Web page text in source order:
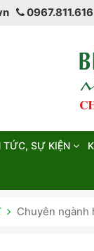
0967.811.616
TỨC, SỰ KIỆN
Chuyên ngành